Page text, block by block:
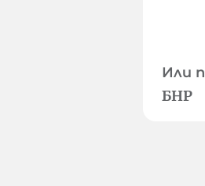
Или
БНР